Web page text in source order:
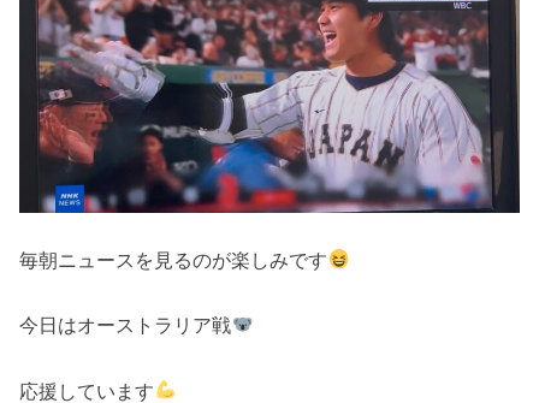
毎朝ニュースを見るのが楽しみです
今日はオーストラリア戦
応援しています